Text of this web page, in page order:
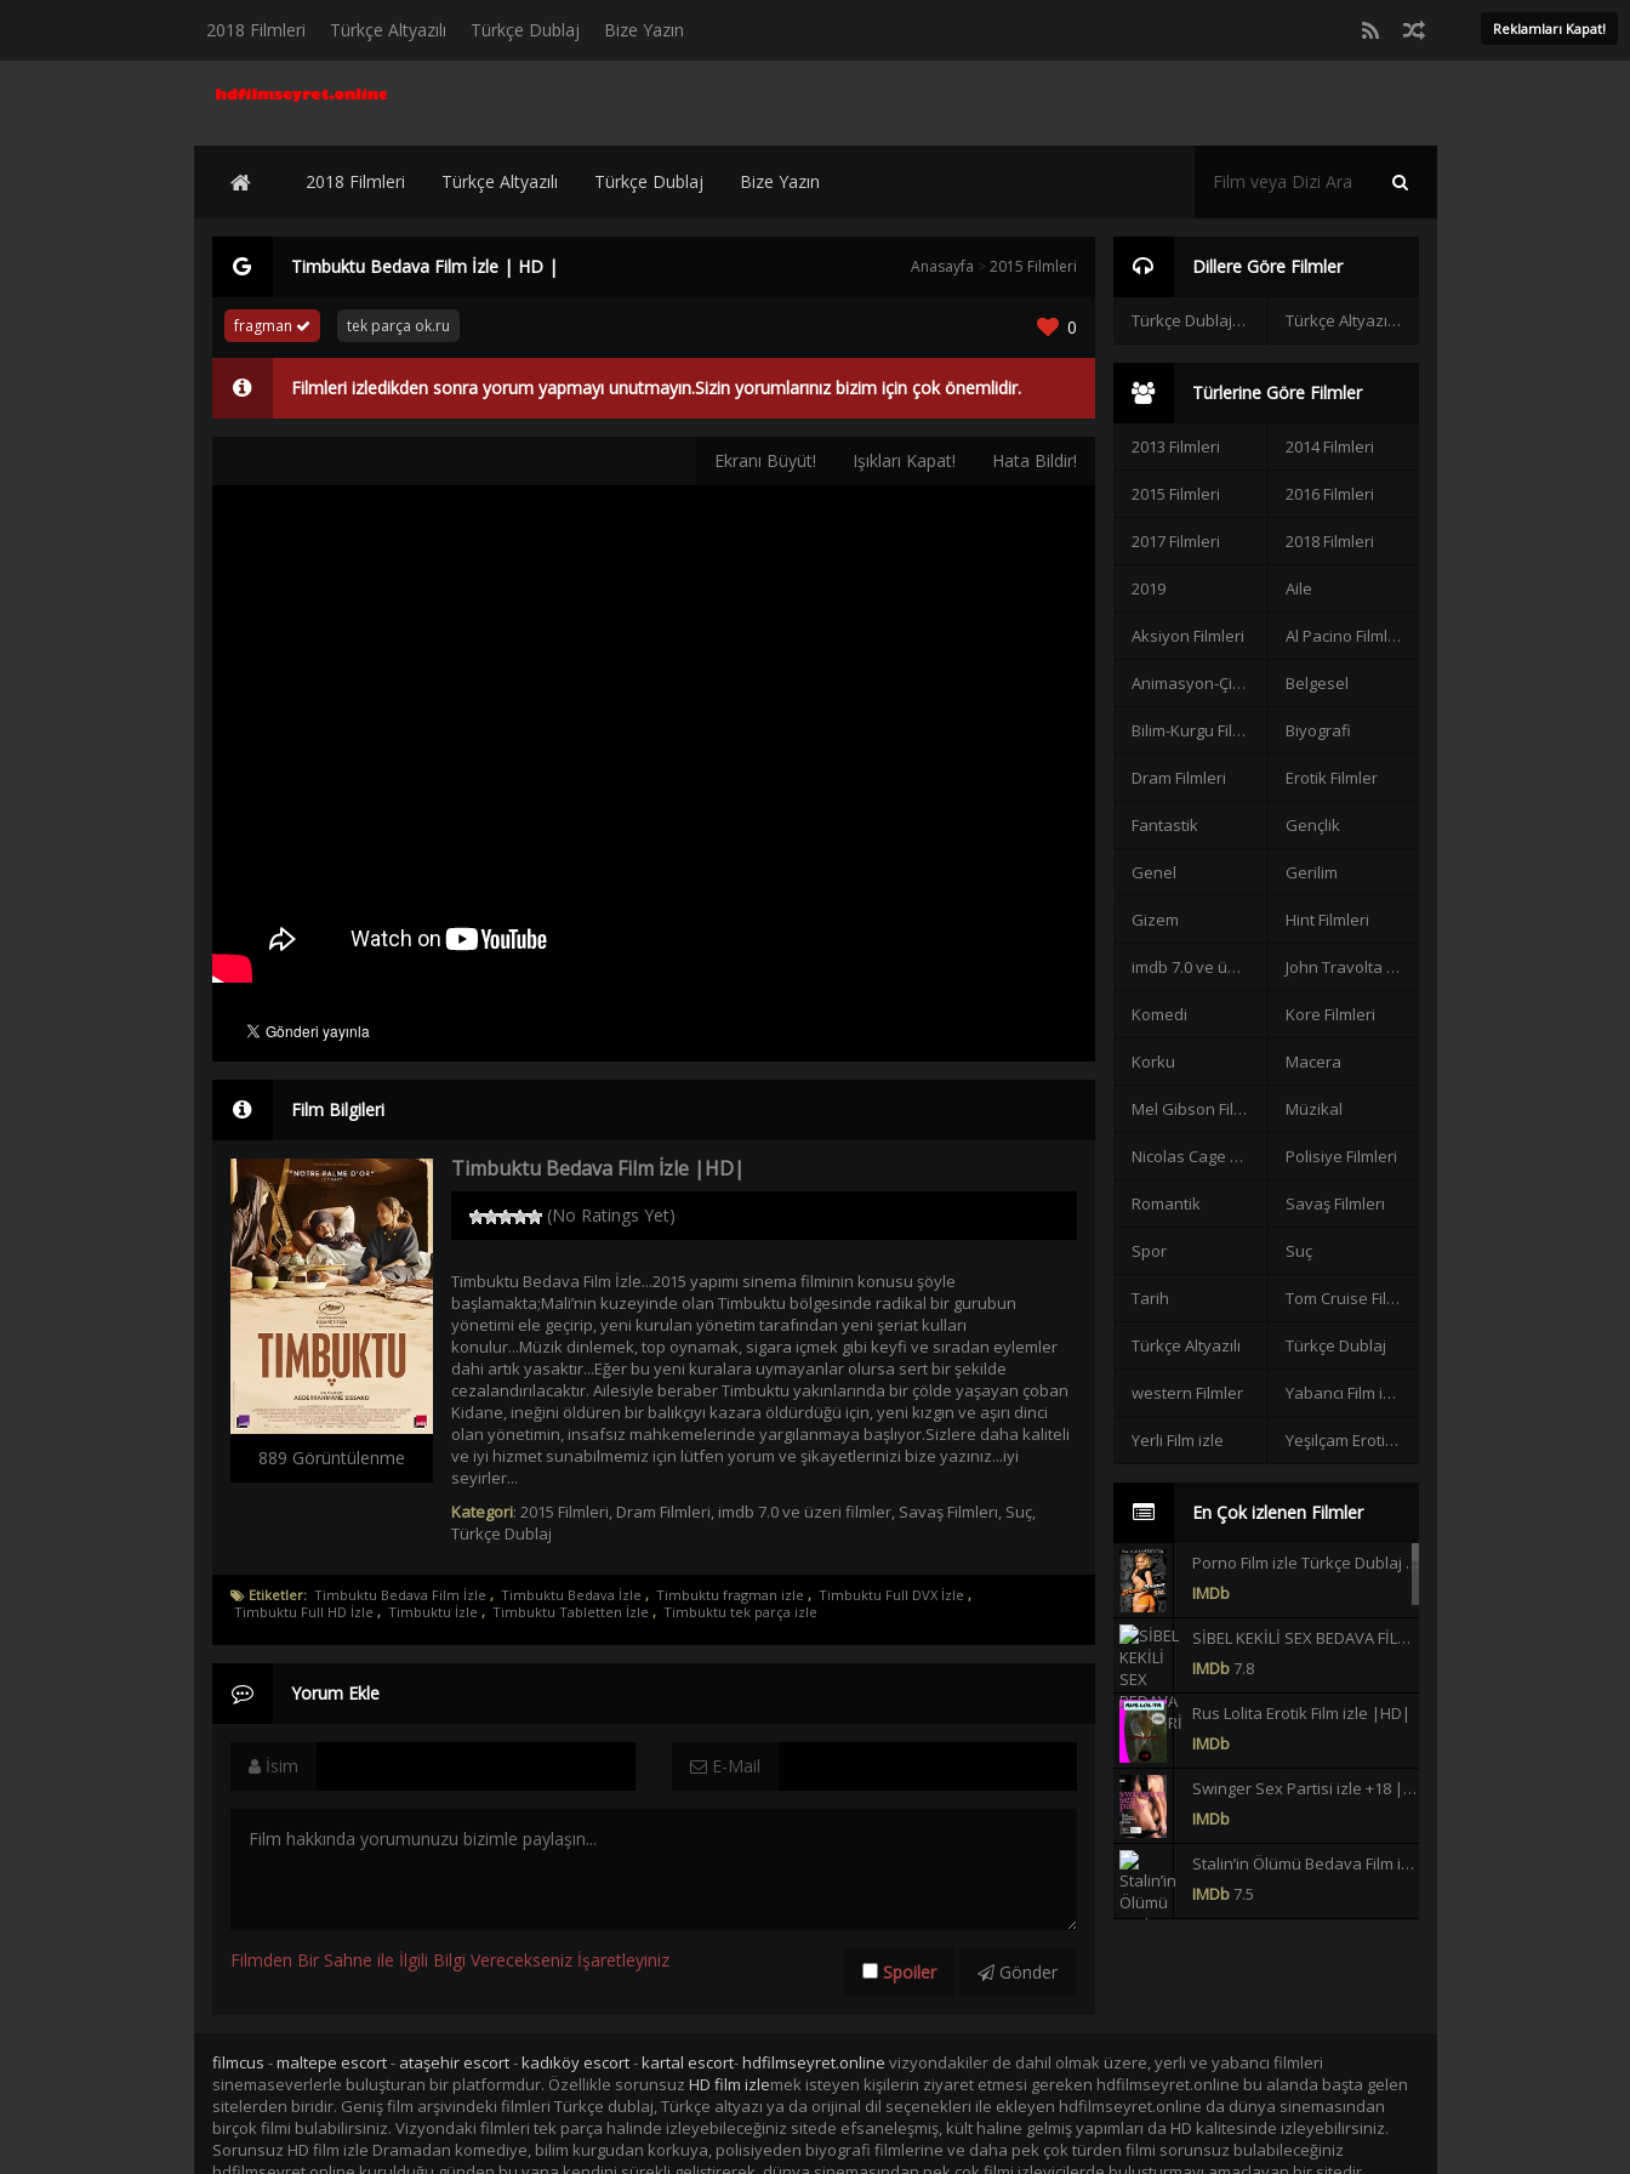
2018 Filmleri Türkçe Altyazılı Türkçe Dublaj Bize Yazın Reklamları Kapat!
2018 Filmleri Türkçe Altyazılı Türkçe Dublaj Bize Yazın
Timbuktu Bedava Film İzle | HD | Anasayfa > 2015 Filmleri
fragman tek parça ok.ru 0
Filmleri izledikden sonra yorum yapmayı unutmayın.Sizin yorumlarınız bizim için çok önemlidir.
Hata Bildir!
Işıkları Kapat!
Ekranı Büyüt!
Film Bilgileri
889 Görüntülenme
Timbuktu Bedava Film İzle |HD|
(No Ratings Yet)
Timbuktu Bedava Film İzle...2015 yapımı sinema filminin konusu şöyle
başlamakta;Mali’nin kuzeyinde olan Timbuktu bölgesinde radikal bir gurubun
yönetimi ele geçirip, yeni kurulan yönetim tarafından yeni şeriat kulları
konulur...Müzik dinlemek, top oynamak, sigara içmek gibi keyfi ve sıradan eylemler
dahi artık yasaktır...Eğer bu yeni kuralara uymayanlar olursa sert bir şekilde
cezalandırılacaktır. Ailesiyle beraber Timbuktu yakınlarında bir çölde yaşayan çoban
Kidane, ineğini öldüren bir balıkçıyı kazara öldürdüğü için, yeni kızgın ve aşırı dinci
olan yönetimin, insafsız mahkemelerinde yargılanmaya başlıyor.Sizlere daha kaliteli
ve iyi hizmet sunabilmemiz için lütfen yorum ve şikayetlerinizi bize yazınız...iyi
seyirler...
Kategori: 2015 Filmleri, Dram Filmleri, imdb 7.0 ve üzeri filmler, Savaş Filmlerı, Suç,
Türkçe Dublaj
Etiketler: Timbuktu Bedava Film İzle , Timbuktu Bedava İzle , Timbuktu fragman izle , Timbuktu Full DVX İzle ,
Timbuktu Full HD İzle , Timbuktu İzle , Timbuktu Tabletten İzle , Timbuktu tek parça izle
Yorum Ekle
İsim E-Mail
Filmden Bir Sahne ile İlgili Bilgi Verecekseniz İşaretleyiniz
Spoiler Gönder
Dillere Göre Filmler
Türkçe Dublaj Filmler Türkçe Altyazılı Filmler
Türlerine Göre Filmler
2013 Filmleri 2014 Filmleri
2015 Filmleri 2016 Filmleri
2017 Filmleri 2018 Filmleri
2019 Aile
Aksiyon Filmleri Al Pacino Filmleri
Animasyon-Çizgi Filmler Belgesel
Bilim-Kurgu Filmleri Biyografi
Dram Filmleri Erotik Filmler
Fantastik Gençlik
Genel Gerilim
Gizem Hint Filmleri
imdb 7.0 ve üzeri filmler John Travolta Filmleri
Komedi Kore Filmleri
Korku Macera
Mel Gibson Filmleri Müzikal
Nicolas Cage Filmleri Polisiye Filmleri
Romantik Savaş Filmlerı
Spor Suç
Tarih Tom Cruise Filmleri izle
Türkçe Altyazılı Türkçe Dublaj
western Filmler Yabancı Film izle
Yerli Film izle Yeşilçam Erotik +18
En Çok izlenen Filmler
Porno Film izle Türkçe Dublaj +18 |HD|
IMDb
SİBEL KEKİLİ SEX BEDAVA FİLMLERİ İZLE |HD|
IMDb7.8
Rus Lolita Erotik Film izle |HD|
IMDb
Swinger Sex Partisi izle +18 |HD|
IMDb
Stalin’in Ölümü Bedava Film izle |HD|
IMDb7.5
Lavinia Vlasak Tecavüz +18 Film izle |HD|
IMDb
filmcus -maltepe escort- ataşehir escort-kadıköy escort-kartal escort-hdfilmseyret.online vizyondakiler de dahil olmak üzere, yerli ve yabancı filmleri
sinemaseverlerle buluşturan bir platformdur. Özellikle sorunsuz HD film izlemek isteyen kişilerin ziyaret etmesi gereken hdfilmseyret.online bu alanda başta gelen
sitelerden biridir. Geniş film arşivindeki filmleri Türkçe dublaj, Türkçe altyazı ya da orijinal dil seçenekleri ile ekleyen hdfilmseyret.online da dünya sinemasından
birçok filmi bulabilirsiniz. Vizyondaki filmleri tek parça halinde izleyebileceğiniz sitede efsaneleşmiş, kült haline gelmiş yapımları da HD kalitesinde izleyebilirsiniz.
Sorunsuz HD film izle Dramadan komediye, bilim kurgudan korkuya, polisiyeden biyografi filmlerine ve daha pek çok türden filmi sorunsuz bulabileceğiniz